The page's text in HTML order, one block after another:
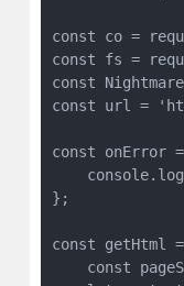
const co =
const fs =
const
const url =
const onError
};
const getHtml
const